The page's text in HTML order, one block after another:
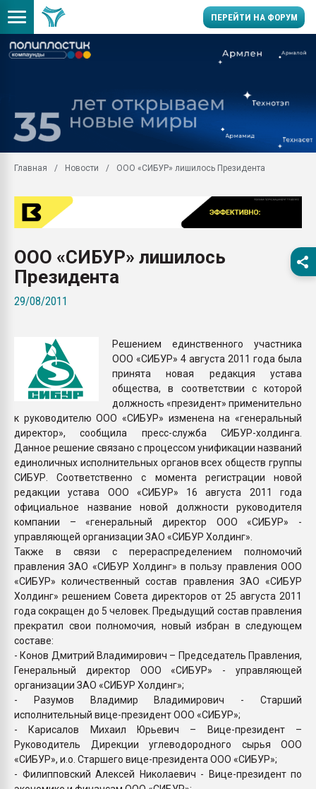
ПЕРЕЙТИ НА ФОРУМ
цикла
заводу пластмасс"
Помощь в подборе
Вакуум-формовочные
ближайшее
первый план в
бутылок
ПЕРЕЙТИ НА
Главная Новости ООО «СИБУР» лишилось Президента
ООО «СИБУР» лишилось
Президента
29/08/2011
Решением единственного участника
ООО «СИБУР» 4 августа 2011 года была
принята новая редакция устава
общества, в соответствии с которой
должность «президент» применительно
к руководителю ООО «СИБУР» изменена на «генеральный
директор», сообщила пресс-служба СИБУР-холдинга.
Данное решение связано с процессом унификации названий
единоличных исполнительных органов всех обществ группы
СИБУР. Соответственно с момента регистрации новой
редакции устава ООО «СИБУР» 16 августа 2011 года
официальное название новой должности руководителя
компании – «генеральный директор ООО «СИБУР» -
управляющей организации ЗАО «СИБУР Холдинг».
Также в связи с перераспределением полномочий
правления ЗАО «СИБУР Холдинг» в пользу правления ООО
«СИБУР» количественный состав правления ЗАО «СИБУР
Холдинг» решением Cовета директоров от 25 августа 2011
года сокращен до 5 человек. Предыдущий состав правления
прекратил свои полномочия, новый избран в следующем
составе:
- Конов Дмитрий Владимирович – Председатель Правления,
Генеральный директор ООО «СИБУР» - управляющей
организации ЗАО «СИБУР Холдинг»;
- Разумов Владимир Владимирович - Старший
исполнительный вице-президент ООО «СИБУР»;
- Карисалов Михаил Юрьевич – Вице-президент –
Руководитель Дирекции углеводородного сырья ООО
«СИБУР», и.о. Старшего вице-президента ООО «СИБУР»;
- Филипповский Алексей Николаевич - Вице-президент по